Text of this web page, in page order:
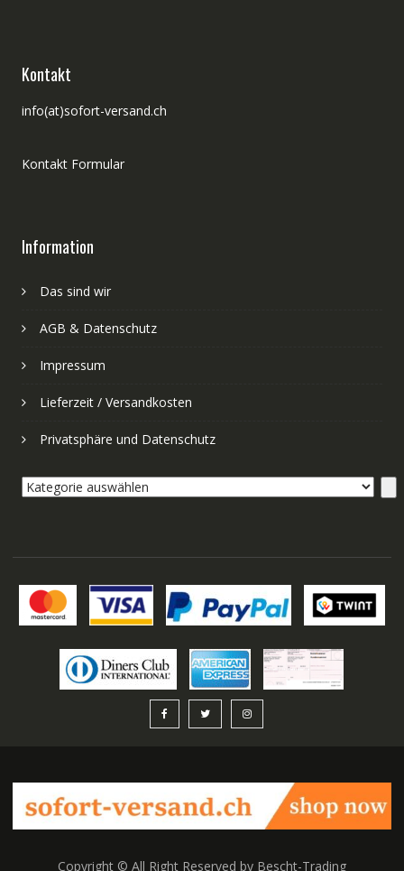
Kontakt
info(at)sofort-versand.ch
Kontakt Formular
Information
Das sind wir
AGB & Datenschutz
Impressum
Lieferzeit / Versandkosten
Privatsphäre und Datenschutz
Kategorie
Copyright © All Right Reserved by Bescht-Trading